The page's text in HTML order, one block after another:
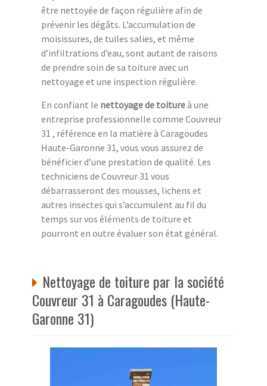
être nettoyée de façon régulière afin de
prévenir les dégâts. L’accumulation de
moisissures, de tuiles salies, et même
d’infiltrations d’eau, sont autant de raisons
de prendre soin de sa toiture avec un
nettoyage et une inspection régulière.
En confiant le nettoyage de toitureà une
entreprise professionnelle comme Couvreur
31 , référence en la matière à Caragoudes
Haute-Garonne 31, vous vous assurez de
bénéficier d’une prestation de qualité. Les
techniciens de Couvreur 31 vous
débarrasseront des mousses, lichens et
autres insectes qui s’accumulent au fil du
temps sur vos éléments de toiture et
pourront en outre évaluer son état général.
Nettoyage de toiture par la société
Couvreur 31 à Caragoudes (Haute-
Garonne 31)